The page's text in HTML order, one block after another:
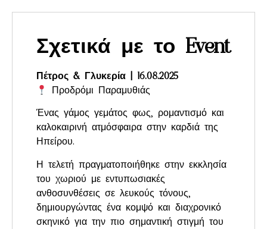
Σχετικά με το Event
Πέτρος & Γλυκερία | 16.08.2025
Προδρόμι Παραμυθιάς
Ένας γάμος γεμάτος φως, ρομαντισμό και
καλοκαιρινή ατμόσφαιρα στην καρδιά της
Ηπείρου.
Η τελετή πραγματοποιήθηκε στην εκκλησία
του χωριού με εντυπωσιακές
ανθοσυνθέσεις σε λευκούς τόνους,
δημιουργώντας ένα κομψό και διαχρονικό
σκηνικό για την πιο σημαντική στιγμή του